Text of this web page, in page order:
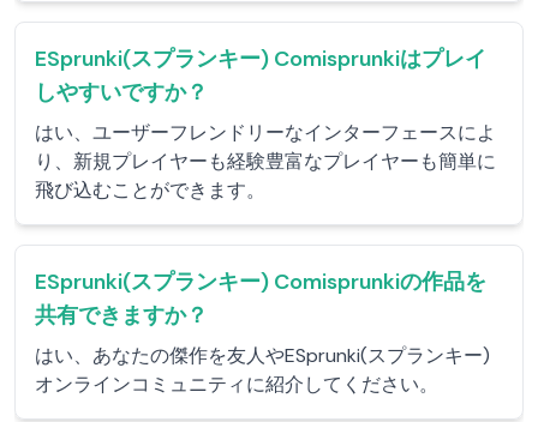
ESprunki(スプランキー) Comisprunkiはプレイ
しやすいですか？
はい、ユーザーフレンドリーなインターフェースによ
り、新規プレイヤーも経験豊富なプレイヤーも簡単に
飛び込むことができます。
ESprunki(スプランキー) Comisprunkiの作品を
共有できますか？
はい、あなたの傑作を友人やESprunki(スプランキー)
オンラインコミュニティに紹介してください。